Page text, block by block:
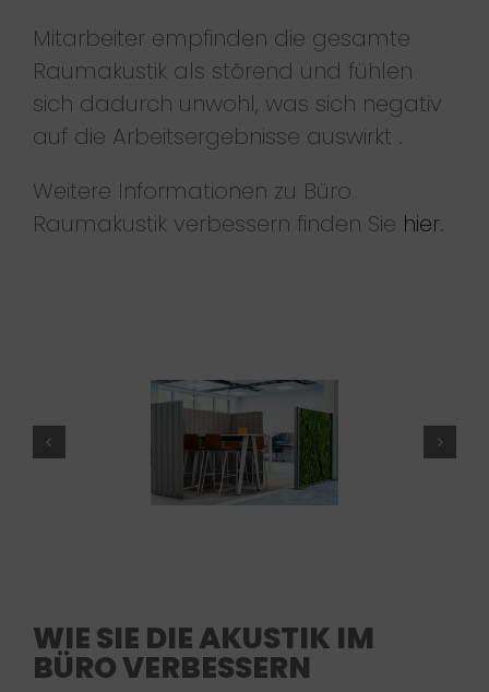
Mitarbeiter empfinden die gesamte
Raumakustik als störend und fühlen
sich dadurch unwohl, was sich negativ
auf die Arbeitsergebnisse auswirkt .
Weitere Informationen zu Büro
Raumakustik verbessern finden Sie hier.
WIE SIE DIE AKUSTIK IM
BÜRO VERBESSERN